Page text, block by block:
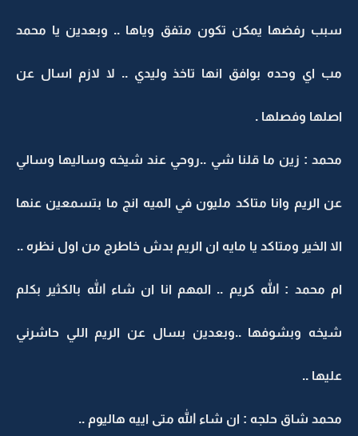
سبب رفضها يمكن تكون متفق وياها .. وبعدين يا محمد
مب اي وحده بوافق انها تاخذ وليدي .. لا لازم اسال عن
اصلها وفصلها .
محمد : زين ما قلنا شي ..روحي عند شيخه وساليها وسالي
عن الريم وانا متاكد مليون في الميه انج ما بتسمعين عنها
الا الخير ومتاكد يا مايه ان الريم بدش خاطرج من اول نظره ..
ام محمد : الله كريم .. المهم انا ان شاء الله بالكثير بكلم
شيخه وبشوفها ..وبعدين بسال عن الريم اللي حاشرني
عليها ..
محمد شاق حلجه : ان شاء الله متى اييه هاليوم ..